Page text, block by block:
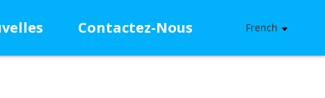
Contactez-Nous French